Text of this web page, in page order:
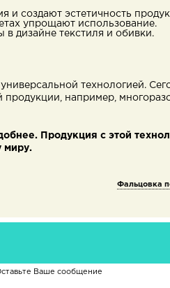
и создают эстетичность
упрощают использование.
дизайне текстиля и обивки.
технологией.
например,
Продукция с этой
миру.
Фальцовка